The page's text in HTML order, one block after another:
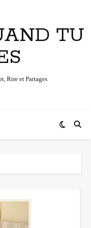
TU
Rire et Partages